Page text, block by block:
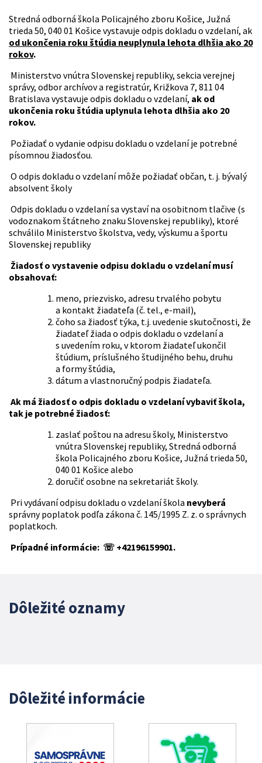
Stredná odborná škola Policajného zboru Košice, Južná
trieda 50, 040 01 Košice vystavuje odpis dokladu o vzdelaní, ak
od ukončenia roku štúdia neuplynula lehota dlhšia ako 20
rokov.
Ministerstvo vnútra Slovenskej republiky, sekcia verejnej
správy, odbor archívov a registratúr, Križkova 7, 811 04
Bratislava vystavuje odpis dokladu o vzdelaní, ak od
ukončenia roku štúdia uplynula lehota dlhšia ako 20
rokov.
Požiadať o vydanie odpisu dokladu o vzdelaní je potrebné
písomnou žiadosťou.
O odpis dokladu o vzdelaní môže požiadať občan, t. j. bývalý
absolvent školy
Odpis dokladu o vzdelaní sa vystaví na osobitnom tlačive (s
vodoznakom štátneho znaku Slovenskej republiky), ktoré
schválilo Ministerstvo školstva, vedy, výskumu a športu
Slovenskej republiky
Žiadosť o vystavenie odpisu dokladu o vzdelaní musí
obsahovať:
meno, priezvisko, adresu trvalého pobytu
a kontakt žiadateľa (č. tel., e-mail),
čoho sa žiadosť týka, t.j. uvedenie skutočnosti, že
žiadateľ žiada o odpis dokladu o vzdelaní a
s uvedením roku, v ktorom žiadateľ ukončil
štúdium, príslušného študijného behu, druhu
a formy štúdia,
dátum a vlastnoručný podpis žiadateľa.
Ak má žiadosť o odpis dokladu o vzdelaní vybaviť škola,
tak je potrebné žiadosť:
zaslať poštou na adresu školy, Ministerstvo
vnútra Slovenskej republiky, Stredná odborná
škola Policajného zboru Košice, Južná trieda 50,
040 01 Košice alebo
doručiť osobne na sekretariát školy.
Pri vydávaní odpisu dokladu o vzdelaní škola nevyberá
správny poplatok podľa zákona č. 145/1995 Z. z. o správnych
poplatkoch.
Prípadné informácie: ☏ +42196159901.
Dôležité oznamy
Dôležité informácie